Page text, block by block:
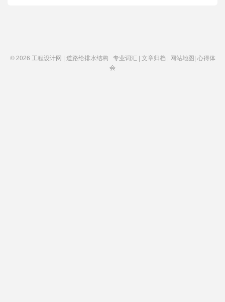
© 2026 工程设计网 | 道路给排水结构 专业词汇 | 文章归档 | 网站地图| 心得体
会